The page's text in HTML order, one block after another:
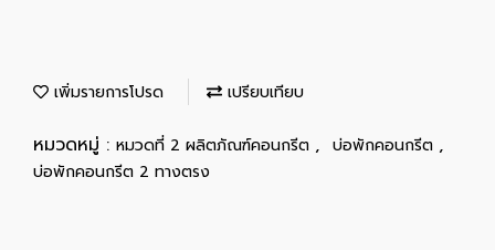
เพิ่มรายการโปรด เปรียบเทียบ
หมวดหมู่ : หมวดที่ 2 ผลิตภัณฑ์คอนกรีต , บ่อพักคอนกรีต ,
บ่อพักคอนกรีต 2 ทางตรง